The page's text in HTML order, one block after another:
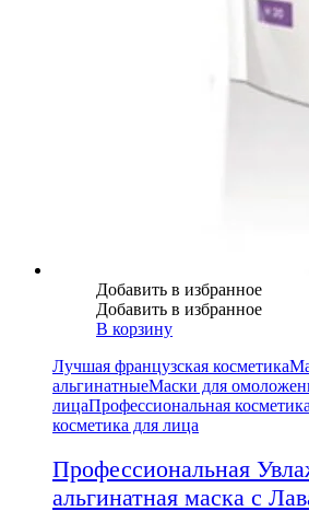
Добавить в избранное
Добавить в избранное
В корзину
Лучшая французская косметика
альгинатныеМаски для
лицаПрофессиональная
косметика для лица
Профессиональная
альгинатная маска с